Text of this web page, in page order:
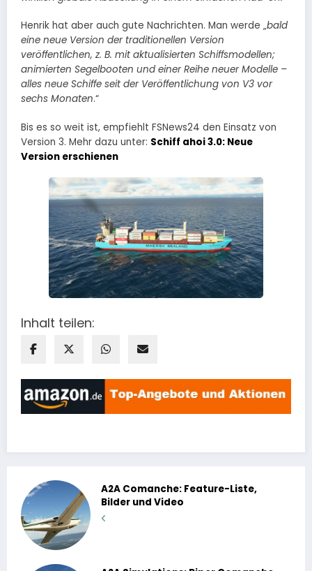
Henrik hat aber auch gute Nachrichten. Man werde „bald
eine neue Version der traditionellen Version
veröffentlichen, z. B. mit aktualisierten Schiffsmodellen;
animierten Segelbooten und einer Reihe neuer Modelle –
alles neue Schiffe seit der Veröffentlichung von V3 vor
sechs Monaten.“
Bis es so weit ist, empfiehlt FSNews24 den Einsatz von
Version 3. Mehr dazu unter: Schiff ahoi 3.0: Neue
Version erschienen
Inhalt teilen:
A2A Comanche: Feature-Liste,
Bilder und Video